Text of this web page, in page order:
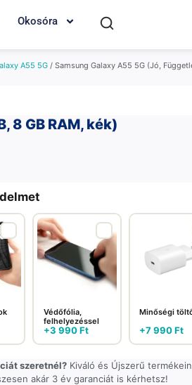
Okosóra
A55 5G / Samsung Galaxy A55 5G (Jó,
8 GB RAM, kék)
Védőfólia,
felhelyezéssel
+3 990Ft
Minőségi
+7 990Ft
szeretnél?Kiváló és Újszerű
akár 3 év garanciát is kérhetsz!